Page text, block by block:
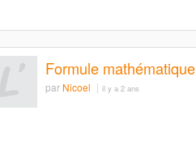
Formule mathématique
parNicoel il y a 2 ans